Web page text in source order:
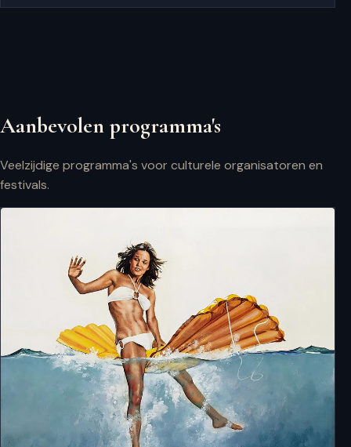
Aanbevolen programma's
Veelzijdige programma's voor culturele organisatoren en
festivals.